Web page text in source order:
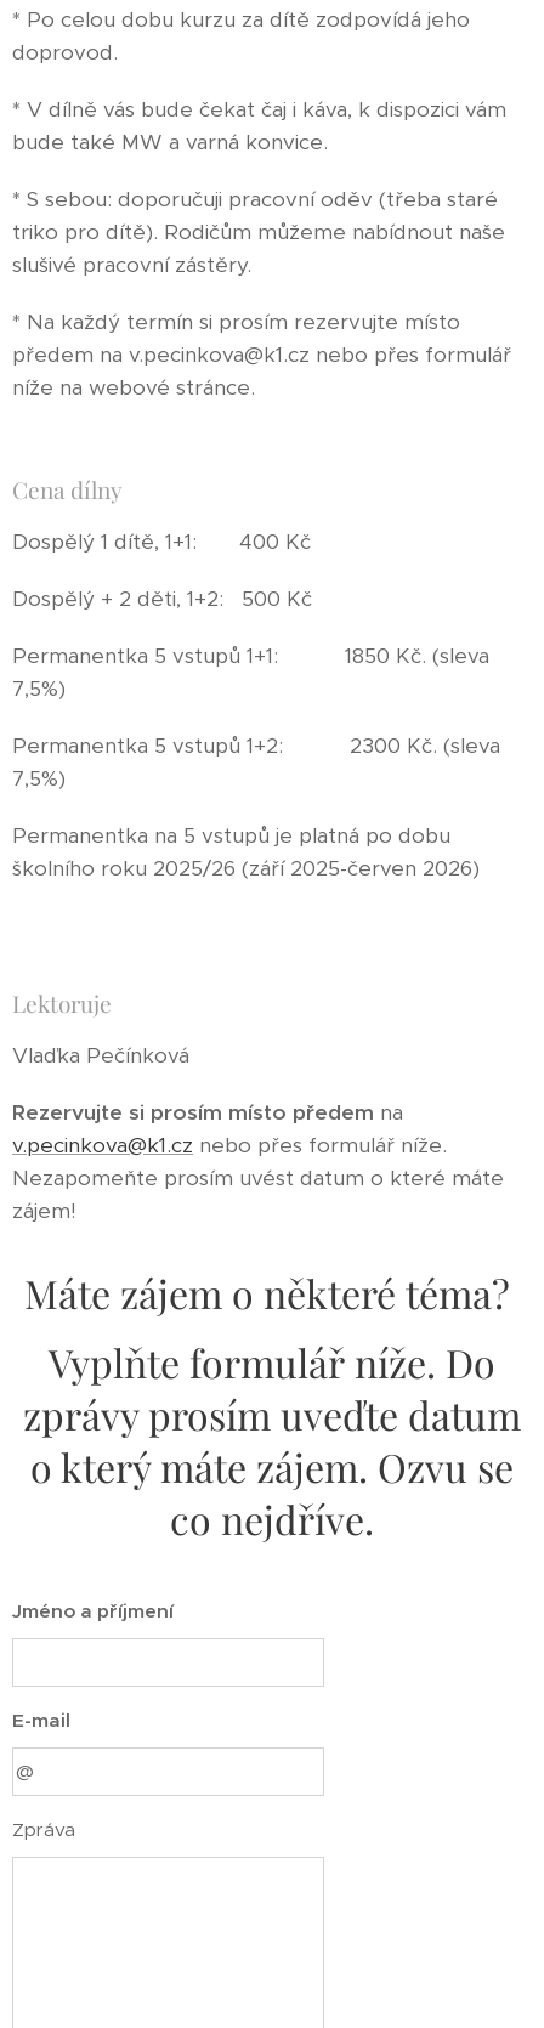
* Po celou dobu kurzu za dítě zodpovídá jeho
doprovod.
* V dílně vás bude čekat čaj i káva, k dispozici vám
bude také MW a varná konvice.
* S sebou: doporučuji pracovní oděv (třeba staré
triko pro dítě). Rodičům můžeme nabídnout naše
slušivé pracovní zástěry.
* Na každý termín si prosím rezervujte místo
předem na v.pecinkova@k1.cz nebo přes formulář
níže na webové stránce.
Cena dílny
Dospělý 1 dítě, 1+1: 400 Kč
Dospělý + 2 děti, 1+2: 500 Kč
Permanentka 5 vstupů 1+1: 1850 Kč. (sleva
7,5%)
Permanentka 5 vstupů 1+2: 2300 Kč. (sleva
7,5%)
Permanentka na 5 vstupů je platná po dobu
školního roku 2025/26 (září 2025-červen 2026)
Lektoruje
Vlaďka Pečínková
Rezervujte si prosím místo předem na
v.pecinkova@k1.cz nebo přes formulář níže.
Nezapomeňte prosím uvést datum o které máte
zájem!
Máte zájem o některé téma?
Vyplňte formulář níže. Do
zprávy prosím uveďte datum
o který máte zájem. Ozvu se
co nejdříve.
Jméno a příjmení
E-mail
Zpráva